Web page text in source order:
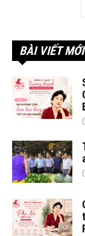
BÀI VIẾT